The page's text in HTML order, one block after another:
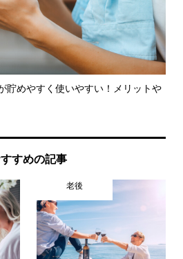
貯めやすく使いやすい！メリットや
すめの記事
老後